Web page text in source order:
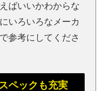
ばいいかわからな
いろいろなメーカ
参考にしてくださ
ペックも充実